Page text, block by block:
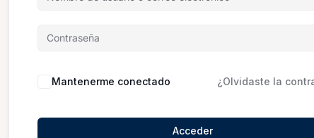
Mantenerme conectado ¿Olvidaste la
Acceder